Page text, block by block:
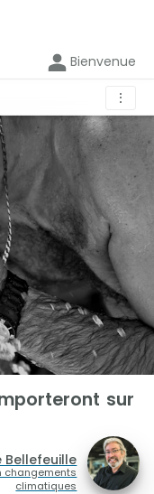
Bienvenue
⋮
sur
Bellefeuille
changements
climatiques